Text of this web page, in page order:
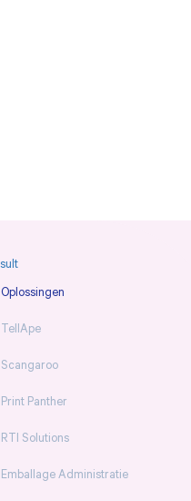
Oplossingen
TellApe
Scangaroo
Print Panther
RTI Solutions
Emballage Administratie